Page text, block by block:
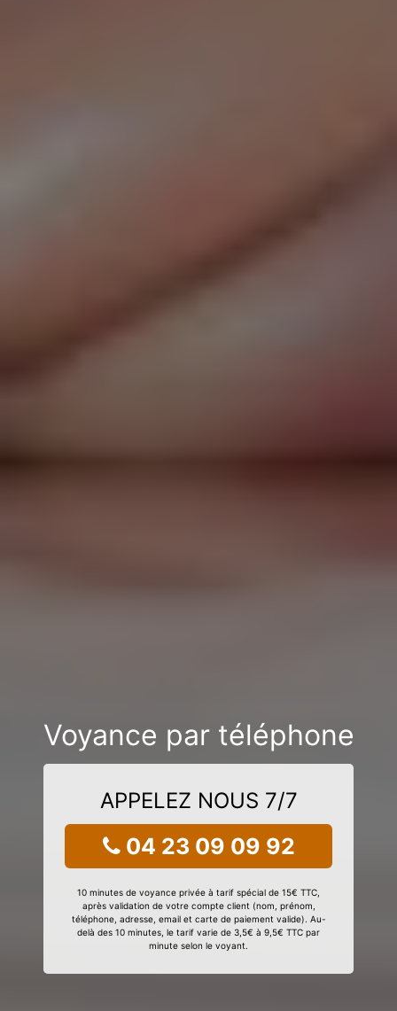
Voyance par téléphone
APPELEZ NOUS 7/7
04 23 09 09 92
10 minutes de voyance privée à tarif spécial de 15€ TTC,
après validation de votre compte client (nom, prénom,
téléphone, adresse, email et carte de paiement valide). Au-
delà des 10 minutes, le tarif varie de 3,5€ à 9,5€ TTC par
minute selon le voyant.